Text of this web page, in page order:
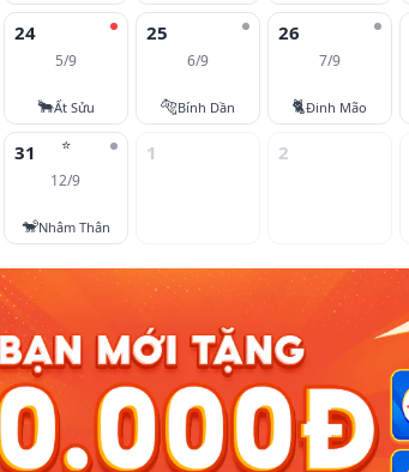
24
5/9
🐂Ất Sửu
25
6/9
🐅Bính Dần
26
7/9
🐈Đinh Mão
⭐
31
12/9
🐒Nhâm Thân
1 2